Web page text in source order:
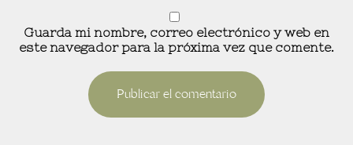
Guarda mi nombre, correo electrónico y web en
este navegador para la próxima vez que comente.